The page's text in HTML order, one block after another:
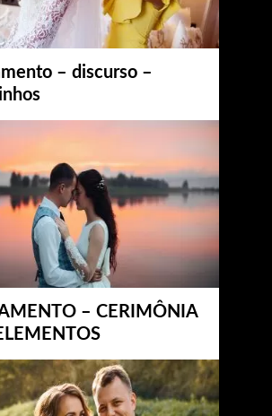
– discurso –
– CERIMÔNIA